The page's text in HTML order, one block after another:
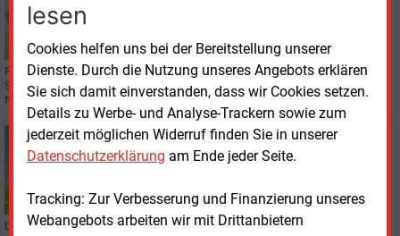
lesen
Cookies helfen uns bei der Bereitstellung unserer
Dienste. Durch die Nutzung unseres Angebots erklären
Sie sich damit einverstanden, dass wir Cookies setzen.
Details zu Werbe- und Analyse-Trackern sowie zum
jederzeit möglichen Widerruf finden Sie in unserer
Datenschutzerklärung am Ende jeder Seite.
Tracking: Zur Verbesserung und Finanzierung unseres
Webangebots arbeiten wir mit Drittanbietern
Für die Berliner Haushalte und Industriekunden wird der Strom teurer:
Stromnetz Berlin hat jetzt angekündigt, ab dem kommenden Jahr die
Netzentgelte zu erhöhen.
Freitag, 7.08.2026, 15:56
STROMNETZ
vorbereitet
Die Sonnenfinsternis am 12. August senkt kurzzeitig die Photovoltaik-